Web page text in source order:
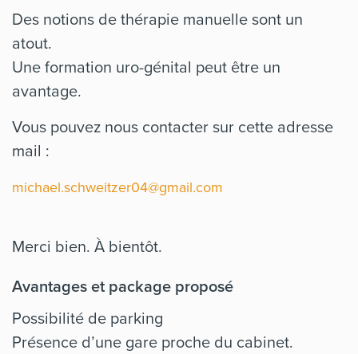
Des notions de thérapie manuelle sont un
atout.
Une formation uro-génital peut être un
avantage.
Vous pouvez nous contacter sur cette adresse
mail :
michael.schweitzer04@gmail.com
Merci bien. À bientôt.
Avantages et package proposé
Possibilité de parking
Présence d’une gare proche du cabinet.